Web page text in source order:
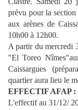
prévu pour la
aux arènes de
10h00 à 12h00.
A partir du mercredi
"El Toreo
Caissargues
quartier aura lieu le
EFFECTIF AFAP :
L'effectif au 31/12/